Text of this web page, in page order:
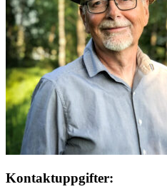
Kontaktuppgifter: